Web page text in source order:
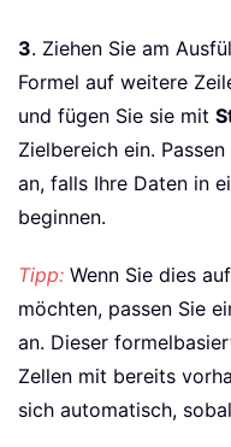
3. Ziehen Sie am
Formel auf weitere
und fügen Sie sie mit
Zielbereich ein.
an, falls Ihre Daten in
beginnen.
Tipp: Wenn Sie dies
möchten, passen Sie
an. Dieser
Zellen mit bereits
sich automatisch,